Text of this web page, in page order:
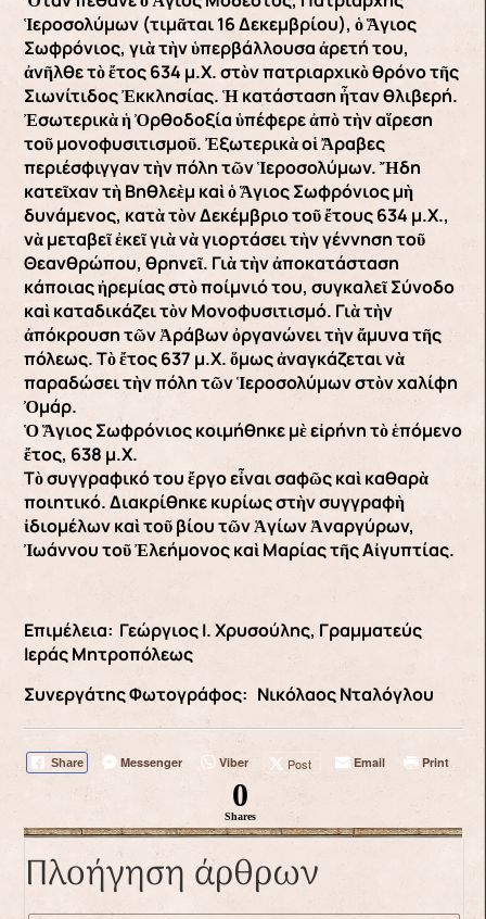
Ἱεροσολύμων (τιμᾶται 16 Δεκεμβρίου), ὁ Ἅγιος
Σωφρόνιος, γιὰ τὴν ὑπερβάλλουσα ἀρετή του,
ἀνῆλθε τὸ ἔτος 634 μ.Χ. στὸν πατριαρχικὸ θρόνο τῆς
Σιωνίτιδος Ἐκκλησίας. Ἡ κατάσταση ἦταν θλιβερή.
Ἐσωτερικὰ ἡ Ὀρθοδοξία ὑπέφερε ἀπὸ τὴν αἵρεση
τοῦ μονοφυσιτισμοῦ. Ἐξωτερικὰ οἱ Ἄραβες
περιέσφιγγαν τὴν πόλη τῶν Ἱεροσολύμων. Ἤδη
κατεῖχαν τὴ Βηθλεὲμ καὶ ὁ Ἅγιος Σωφρόνιος μὴ
δυνάμενος, κατὰ τὸν Δεκέμβριο τοῦ ἔτους 634 μ.Χ.,
νὰ μεταβεῖ ἐκεῖ γιὰ νὰ γιορτάσει τὴν γέννηση τοῦ
Θεανθρώπου, θρηνεῖ. Γιὰ τὴν ἀποκατάσταση
κάποιας ἠρεμίας στὸ ποίμνιό του, συγκαλεῖ Σύνοδο
καὶ καταδικάζει τὸν Μονοφυσιτισμό. Γιὰ τὴν
ἀπόκρουση τῶν Ἀράβων ὀργανώνει τὴν ἄμυνα τῆς
πόλεως. Τὸ ἔτος 637 μ.Χ. ὅμως ἀναγκάζεται νὰ
παραδώσει τὴν πόλη τῶν Ἱεροσολύμων στὸν χαλίφη
Ὀμάρ.
Ὁ Ἅγιος Σωφρόνιος κοιμήθηκε μὲ εἰρήνη τὸ ἑπόμενο
ἔτος, 638 μ.Χ.
Τὸ συγγραφικό του ἔργο εἶναι σαφῶς καὶ καθαρὰ
ποιητικό. Διακρίθηκε κυρίως στὴν συγγραφὴ
ἰδιομέλων καὶ τοῦ βίου τῶν Ἁγίων Ἀναργύρων,
Ἰωάννου τοῦ Ἐλεήμονος καὶ Μαρίας τῆς Αἰγυπτίας.
Επιμέλεια: Γεώργιος Ι. Χρυσούλης, Γραμματεύς
Ιεράς Μητροπόλεως
Συνεργάτης Φωτογράφος: Νικόλαος Νταλόγλου
Share Messenger Viber Post Email Print
0
Shares
Πλοήγηση άρθρων